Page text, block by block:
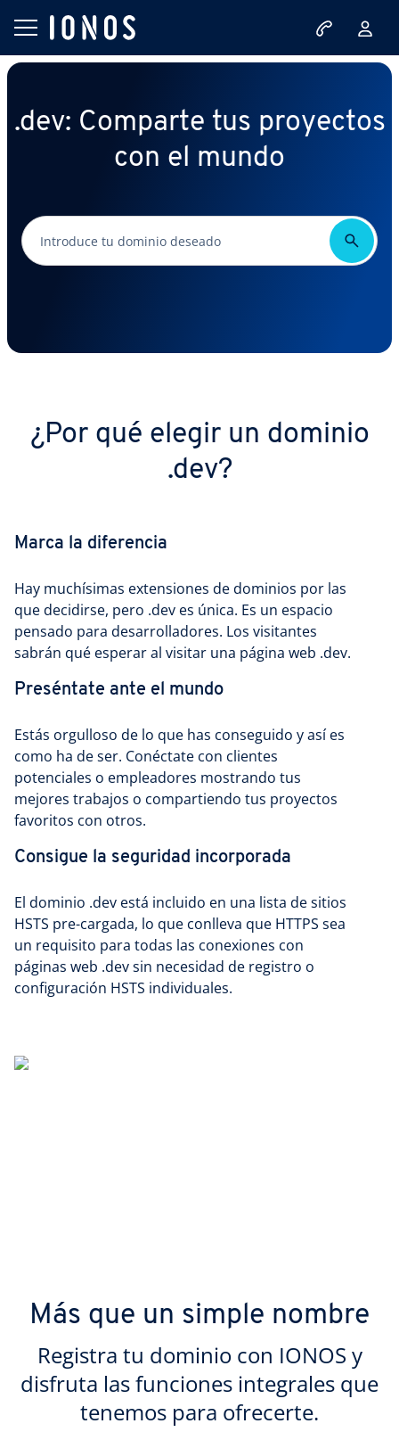
.dev: Comparte tus proyectos
con el mundo
¿Por qué elegir un dominio
.dev?
Marca la diferencia
Hay muchísimas extensiones de dominios por las
que decidirse, pero .dev es única. Es un espacio
pensado para desarrolladores. Los visitantes
sabrán qué esperar al visitar una página web .dev.
Preséntate ante el mundo
Estás orgulloso de lo que has conseguido y así es
como ha de ser. Conéctate con clientes
potenciales o empleadores mostrando tus
mejores trabajos o compartiendo tus proyectos
favoritos con otros.
Consigue la seguridad incorporada
El dominio .dev está incluido en una lista de sitios
HSTS pre-cargada, lo que conlleva que HTTPS sea
un requisito para todas las conexiones con
páginas web .dev sin necesidad de registro o
configuración HSTS individuales.
Más que un simple nombre
Registra tu dominio con IONOS y
disfruta las funciones integrales que
tenemos para ofrecerte.